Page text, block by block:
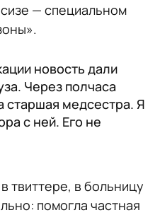
— специальном
новость дали
Через полчаса
старшая медсестра. Я
с ней. Его не
твиттере, в больницу
помогла частная